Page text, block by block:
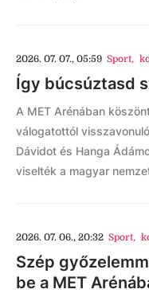
2026. 07. 07., 05:59 Sport,
Így búcsúztasd
A MET Arénában
válogatottól
Dávidot és Hanga
viselték a magyar
2026. 07. 06., 20:32 Sport,
Szép
be a MET